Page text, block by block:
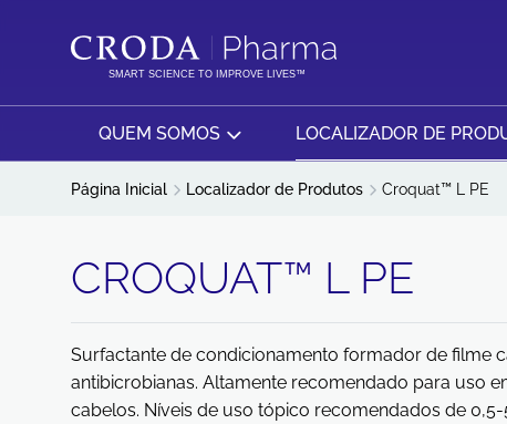
SMART SCIENCE TO IMPROVE LIVES™
QUEM SOMOS LOCALIZADOR DE
Página Inicial Localizador de Produtos Croquat™ L PE
CROQUAT™ L PE
Surfactante de condicionamento formador de filme
antibicrobianas. Altamente recomendado para uso
cabelos. Níveis de uso tópico recomendados de 0,5-